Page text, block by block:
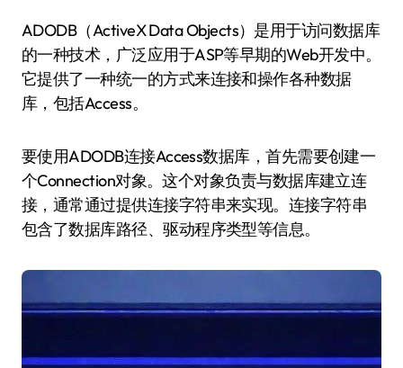
ADODB（ActiveX Data Objects）是用于访问数据库
的一种技术，广泛应用于ASP等早期的Web开发中。
它提供了一种统一的方式来连接和操作各种数据
库，包括Access。
要使用ADODB连接Access数据库，首先需要创建一
个Connection对象。这个对象负责与数据库建立连
接，通常通过提供连接字符串来实现。连接字符串
包含了数据库路径、驱动程序类型等信息。